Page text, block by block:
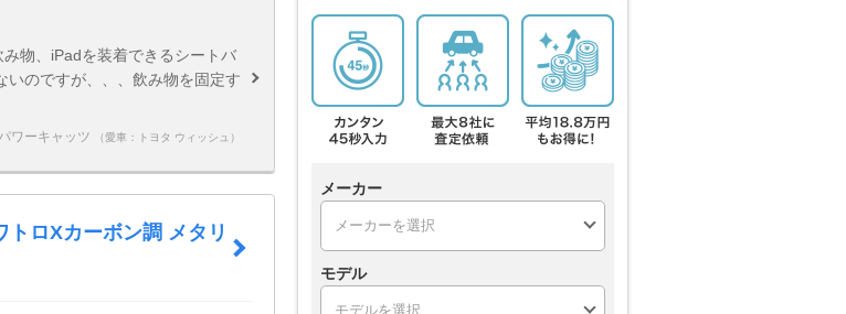
物、iPadを装着できるシートバ
いのですが、、、飲み物を固定す
パワーキャッツ （愛車：トヨタ ウィッシュ）
ロXカーボン調 メタリ
メーカー
モデル